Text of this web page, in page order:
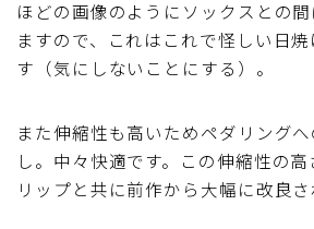
ほどの画像のようにソックスとの
ますので、これはこれで怪しい日
す（気にしないことにする）。
また伸縮性も高いためペダリング
し。中々快適です。この伸縮性の
リップと共に前作から大幅に改良さ